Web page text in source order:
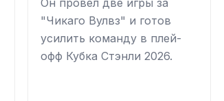
"Чикаго Вулвз" и готов
усилить команду в плей-
офф Кубка Стэнли 2026.